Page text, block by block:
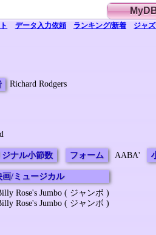
データ入力依頼 ランキング/新着 ジャ
Richard Rodgers
ジナル小節数 フォーム AABA'
画/ミュージカル
Rose's Jumbo ( ジャンボ )
Rose's Jumbo ( ジャンボ )